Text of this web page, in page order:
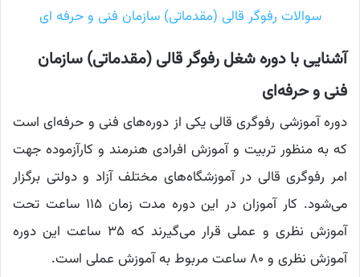
سوالات رفوگر قالی (مقدماتی) سازمان فنی و حرفه ای
آشنایی با دوره شغل رفوگر قالی (مقدماتی) سازمان
فنی و حرفه‌ای
دوره آموزشی رفوگری قالی یکی از دوره‌های فنی و حرفه‌ای است
که به منظور تربیت و آموزش افرادی هنرمند و کارآزموده جهت
امر رفوگری قالی در آموزشگاه‌های مختلف آزاد و دولتی برگزار
می‌شود. کار آموزان در این دوره مدت زمان ۱۱۵ ساعت تحت
آموزش نظری و ‌عملی قرار می‌گیرند که ۳۵ ساعت این دوره
آموزش نظری و ۸۰ ساعت مربوط به آموزش عملی است.